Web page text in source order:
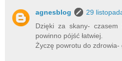
agnesblog
29
Dzięki za skany-
powinno pójść łatwiej.
Życzę powrotu do